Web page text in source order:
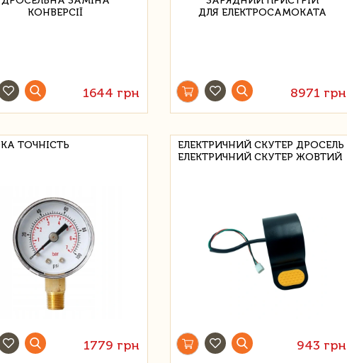
1644 грн 8971 грн
ТОЧНІСТЬ
1779 грн
ЕЛЕКТРИЧНИЙ СКУТЕР ДРОСЕЛЬ
ЕЛЕКТРИЧНИЙ СКУТЕР ЖОВТИЙ
943 грн